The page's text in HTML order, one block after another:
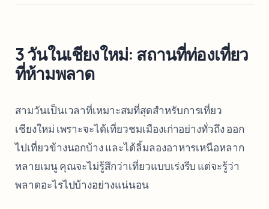
3 วันในเชียงใหม่: สถานที่ท่องเที่ยว
ที่ห้ามพลาด
สามวันเป็นเวลาที่เหมาะสมที่สุดสำหรับการเที่ยว
เชียงใหม่ เพราะจะได้เที่ยวชมเมืองเก่าอย่างทั่วถึง ออก
ไปเที่ยวข้างนอกบ้าง และได้ลิ้มลองอาหารเหนือหลาก
หลายเมนู คุณจะไม่รู้สึกว่าเที่ยวแบบเร่งรีบ แต่จะรู้ว่า
พลาดอะไรไปบ้างอย่างแน่นอน